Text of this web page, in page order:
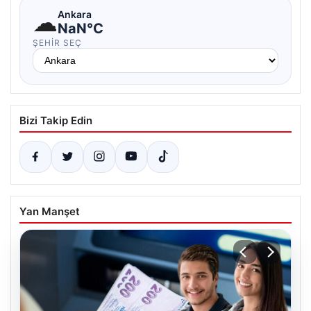
☁Ankara
NaN°C
ŞEHIR SEÇ
Bizi Takip Edin
Yan Manşet